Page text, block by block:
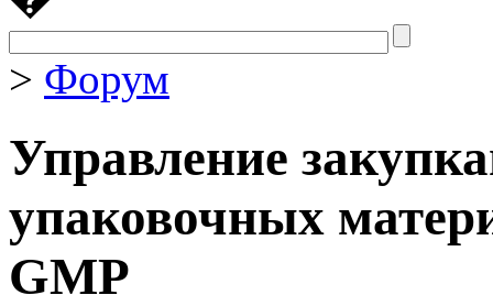
> Форум
Управление
упаковочных
GMP